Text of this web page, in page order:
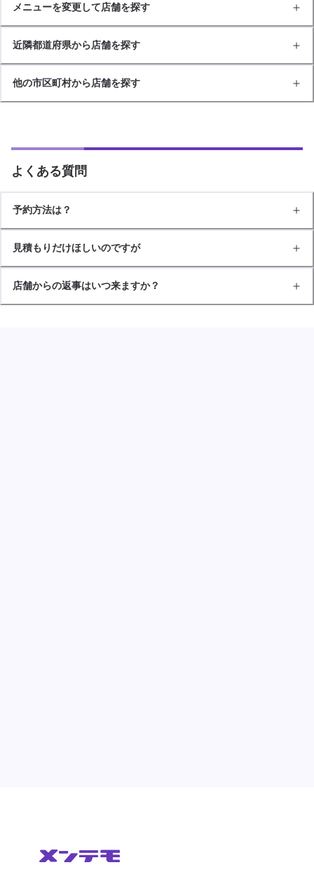
メニューを変更して店舗を探す
近隣都道府県から店舗を探す
他の市区町村から店舗を探す
よくある質問
予約方法は？
見積もりだけほしいのですが
店舗からの返事はいつ来ますか？